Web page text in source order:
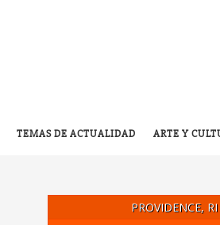
TEMAS DE ACTUALIDAD ARTE Y
PROVIDENCE, RI